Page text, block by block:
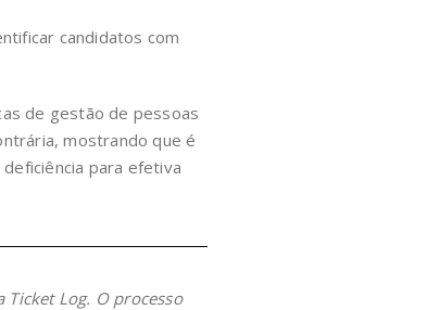
candidatos com
de gestão de pessoas
mostrando que é
para efetiva
Ticket Log. O processo